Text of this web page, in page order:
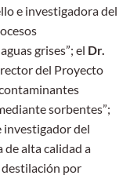
e investigadora del
grises”; el Dr.
del Proyecto
sorbentes”;
investigador del
de alta calidad a
destilación por